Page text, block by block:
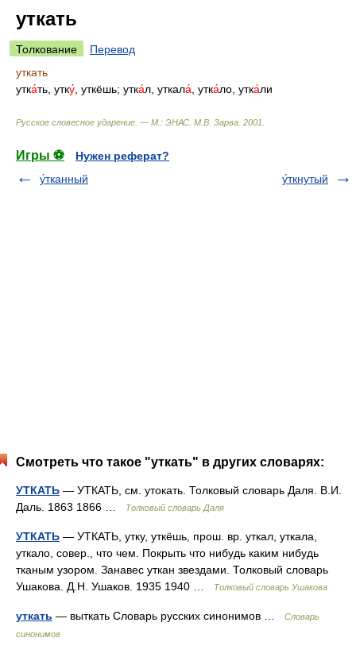
уткать
Толкование
Перевод
уткать
утка́ть, утку́ , уткёшь; утка́л, уткала́ , утка́ло, утка́ли
Русское словесное ударение. — М.: ЭНАС М.В. Зарва 2001
Игры ⚽
Нужен реферат?
у́тканный
у́ткнутый
Смотреть что такое "уткать" в других словарях:
УТКАТЬ — УТКАТЬ, см. утокать. Толковый словарь Даля. В.И.
Даль. 1863 1866 …
Толковый словарь Даля
УТКАТЬ — УТКАТЬ, утку, уткёшь, прош. вр. уткал, уткала,
уткало, совер., что чем. Покрыть что нибудь каким нибудь
тканым узором. Занавес уткан звездами. Толковый словарь
Ушакова. Д.Н. Ушаков. 1935 1940 …
Толковый словарь Ушакова
уткать — выткать Словарь русских синонимов …
Словарь
синонимов